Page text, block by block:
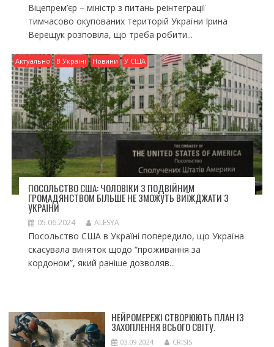
Віцепрем’єр – міністр з питань реінтеграції
тимчасово окупованих територій України Ірина
Верещук розповіла, що треба робити...
Актуально В Україні Новини У США
ПОСОЛЬСТВО США: ЧОЛОВІКИ З ПОДВІЙНИМ
ГРОМАДЯНСТВОМ БІЛЬШЕ НЕ ЗМОЖУТЬ ВИЇЖДЖАТИ З
УКРАЇНИ
05.06.2024 ALESYA
Посольство США в Україні попередило, що Україна
скасувала виняток щодо “проживання за
кордоном”, який раніше дозволяв...
НЕЙРОМЕРЕЖІ СТВОРЮЮТЬ ПЛАН ІЗ
ЗАХОПЛЕННЯ ВСЬОГО СВІТУ.
03.09.2024 CRISIS